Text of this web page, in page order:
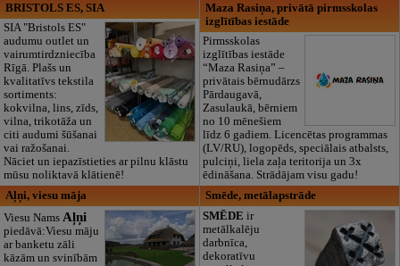
BRISTOLS ES, SIA
SIA "Bristols ES"
audumu outlet un
vairumtirdzniecība
Rīgā. Plašs un
kvalitatīvs tekstila
sortiments:
kokvilna, lins, zīds,
vilna, trikotāža un
citi audumi šūšanai
vai ražošanai.
Nāciet un iepazīstieties ar pilnu klāstu
mūsu noliktavā klātienē!
Maza Rasiņa, privātā pirmsskolas
izglītības iestāde
Pirmsskolas
izglītības iestāde
“Maza Rasiņa” –
privātais bērnudārzs
Pārdaugavā,
Zasulaukā, bērniem
no 10 mēnešiem
līdz 6 gadiem. Licencētas programmas
(LV/RU), logopēds, speciālais atbalsts,
pulciņi, liela zaļa teritorija un 3x
ēdināšana. Strādājam visu gadu!
Aļņi, viesu māja
Viesu Nams Aļņi
piedāvā:Viesu māju
ar banketu zāli
kāzām un svinībām
Smēde, metālapstrāde
SMĒDE ir
metālkalēju
darbnīca,
dekoratīvu